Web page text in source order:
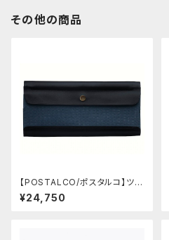
その他の商品
【POSTALCO/ポスタルコ】ツー
ルボックス (Navy Blue)
¥24,750